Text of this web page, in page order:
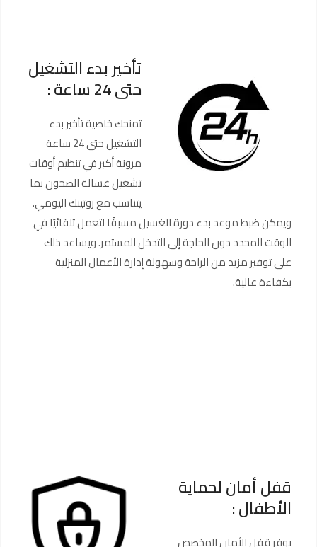
تأخير بدء التشغيل
حتى 24 ساعة :
تمنحك خاصية تأخير بدء
التشغيل حتى 24 ساعة
مرونة أكبر في تنظيم أوقات
تشغيل غسالة الصحون بما
يتناسب مع روتينك اليومي.
ويمكن ضبط موعد بدء دورة الغسيل مسبقًا لتعمل تلقائيًا في
الوقت المحدد دون الحاجة إلى التدخل المستمر. ويساعد ذلك
على توفير مزيد من الراحة وسهولة إدارة الأعمال المنزلية
بكفاءة عالية.
قفل أمان لحماية
الأطفال :
يوفر قفل الأمان المخصص